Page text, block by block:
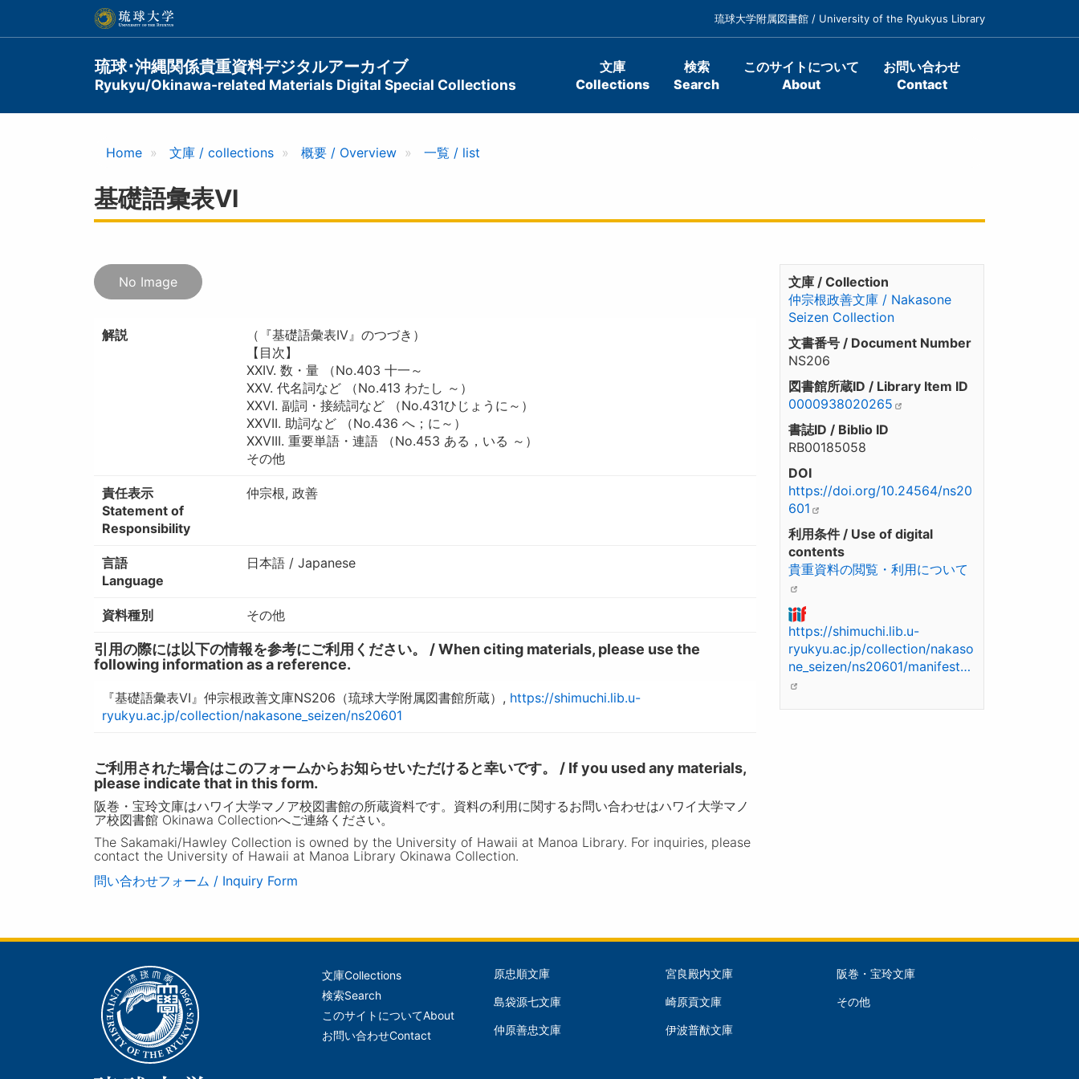
ン
琉球大学附属図書館 / University of the Ryukyus Library
琉球･沖縄関係貴重資料デジタルアーカイブ
Ryukyu/Okinawa-related Materials Digital Special Collections
Main
navigation
文庫
Collections
検索
Search
このサイトについて
About
お問い合わせ
Contact
Home 文庫 / collections 概要 / Overview 一覧 / list
基礎語彙表VI
No Image
解説
（『基礎語彙表IV』のつづき）
【目次】
XXIV. 数・量 （No.403 十一～
XXV. 代名詞など （No.413 わたし ～）
XXVI. 副詞・接続詞など （No.431ひじょうに～）
XXVII. 助詞など （No.436 へ；に～）
XXVIII. 重要単語・連語 （No.453 ある，いる ～）
その他
責任表示
Statement of
Responsibility
仲宗根, 政善
言語
Language
日本語 / Japanese
資料種別 その他
引用の際には以下の情報を参考にご利用ください。 / When citing materials, please use the
following information as a reference.
『基礎語彙表VI』仲宗根政善文庫NS206（琉球大学附属図書館所蔵）, https://shimuchi.lib.u-
ryukyu.ac.jp/collection/nakasone_seizen/ns20601
ご利用された場合はこのフォームからお知らせいただけると幸いです。 / If you used any materials,
please indicate that in this form.
阪巻・宝玲文庫はハワイ大学マノア校図書館の所蔵資料です。資料の利用に関するお問い合わせはハワイ大学マノ
ア校図書館 Okinawa Collectionへご連絡ください。
The Sakamaki/Hawley Collection is owned by the University of Hawaii at Manoa Library. For inquiries, please
contact the University of Hawaii at Manoa Library Okinawa Collection.
問い合わせフォーム / Inquiry Form
文庫 / Collection
仲宗根政善文庫 / Nakasone
Seizen Collection
文書番号 / Document Number
NS206
図書館所蔵ID / Library Item ID
0000938020265
書誌ID / Biblio ID
RB00185058
DOI
https://doi.org/10.24564/ns20
601
利用条件 / Use of digital
contents
貴重資料の閲覧・利用について
https://shimuchi.lib.u-
ryukyu.ac.jp/collection/nakaso
ne_seizen/ns20601/manifest…
メ
イ
ン
文庫Collections
検索Search
このサイトについてAbout
お問い合わせContact
文
(Left)
原忠順文庫
島袋源七文庫
仲原善忠文庫
文
(Middle)
宮良殿内文庫
崎原貢文庫
伊波普猷文庫
文
庫
阪巻・宝玲文庫
その他